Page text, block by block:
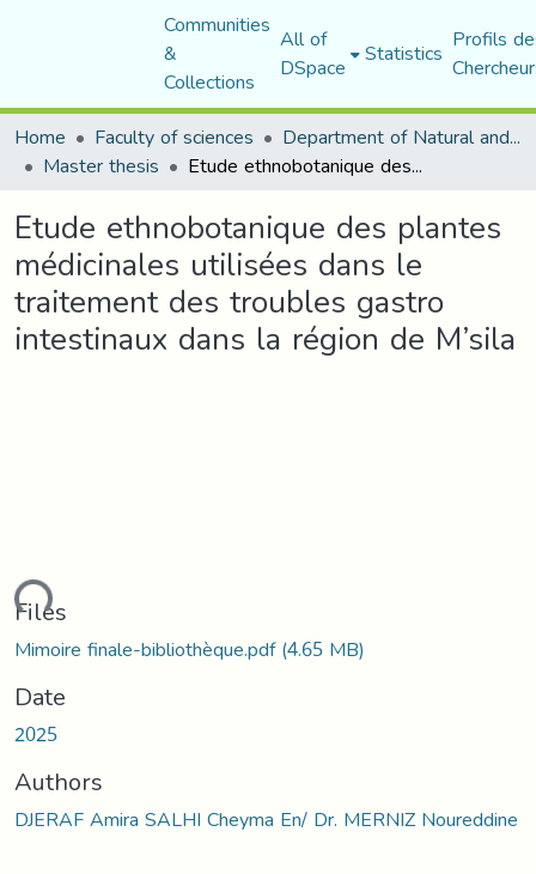
Communities
&
Collections
All of
DSpace Statistics Profils
Home
Faculty of sciences Department of Natural and Life Sciences
Master thesis Etude ethnobotanique des plantes médicinales utilisées dans le traitement des troubles gastro intestinaux dans la région de M’sila
Etude ethnobotanique des plantes
médicinales utilisées dans le
traitement des troubles gastro
intestinaux dans la région de M’sila
Files
Mimoire finale-bibliothèque.pdf(4.65 MB)
Date
2025
Authors
DJERAF Amira SALHI Cheyma En/ Dr. MERNIZ Noureddine